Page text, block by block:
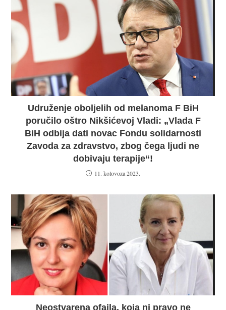
Udruženje oboljelih od melanoma F BiH
poručilo oštro Nikšićevoj Vladi: „Vlada F
BiH odbija dati novac Fondu solidarnosti
Zavoda za zdravstvo, zbog čega ljudi ne
dobivaju terapije“!
11. kolovoza 2023.
Neostvarena ofajla, koja ni pravo ne